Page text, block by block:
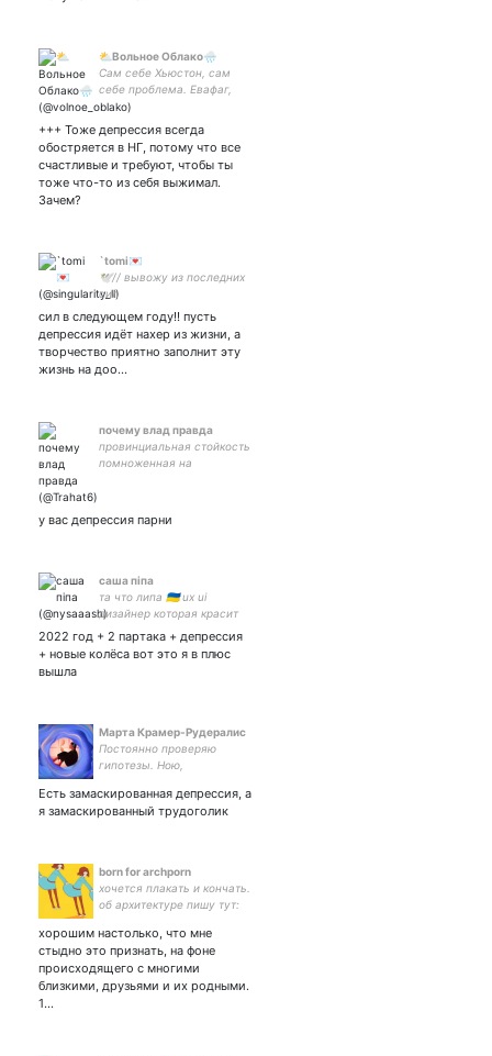
⛅Вольное Облако🌧️
Сам себе Хьюстон, сам
себе проблема. Евафаг,
косплеер, хуйпоймиамор,
Родитель крыс. Читайте
закреп, пж
+++ Тоже депрессия всегда
обостряется в НГ, потому что все
счастливые и требуют, чтобы ты
тоже что-то из себя выжимал.
Зачем?
`tomi💌
🕊// вывожу из последних
сил
сил в следующем году!! пусть
депрессия идёт нахер из жизни, а
творчество приятно заполнит эту
жизнь на доо…
почему влад правда
провинциальная стойкость
помноженная на
у вас депрессия парни
саша піпа
та что липа 🇺🇦 ux ui
дизайнер которая красит
кнопки и жалуется на
жизнь
2022 год + 2 партака + депрессия
+ новые колёса вот это я в плюс
вышла
Марта Крамер-Рудералис
Постоянно проверяю
гипотезы. Ною,
штуками. Искренне и
анонимно. Подпишись на
Есть замаскированная депрессия, а
я замаскированный трудоголик
born for archporn
хочется плакать и кончать.
об архитектуре пишу тут:
хорошим настолько, что мне
стыдно это признать, на фоне
происходящего с многими
близкими, друзьями и их родными.
1…